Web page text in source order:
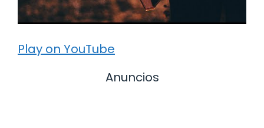
Play on YouTube
Anuncios